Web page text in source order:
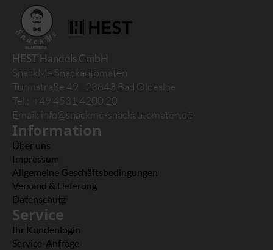
HEST Handels GmbH
SnackMe Snackautomaten
Turmstraße 49 | 23843 Bad Oldesloe
Tel.: +49 4531 4200 20
Email:
info@snackme-snackautomaten.de
Information
Über uns
Impressum
Allgemeine Geschäftsbedingungen
Versand & Lieferung
Datenschutz
Service
Ihr Kundenlogin
Service-Anfrage